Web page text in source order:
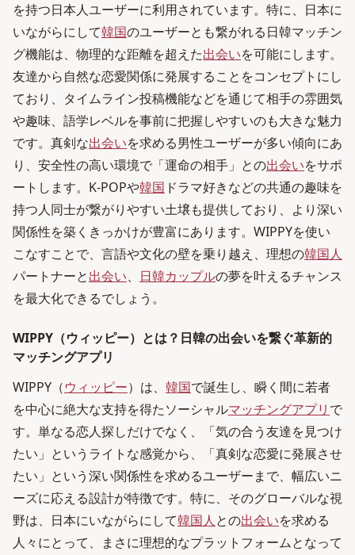
を持つ日本人ユーザーに利用されています。特に、日本に
いながらにして韓国のユーザーとも繋がれる日韓マッチン
グ機能は、物理的な距離を超えた出会いを可能にします。
友達から自然な恋愛関係に発展することをコンセプトにし
ており、タイムライン投稿機能などを通じて相手の雰囲気
や趣味、語学レベルを事前に把握しやすいのも大きな魅力
です。真剣な出会いを求める男性ユーザーが多い傾向にあ
り、安全性の高い環境で「運命の相手」との出会いをサポ
ートします。K-POPや韓国 ドラマ好きなどの共通の趣味を
持つ人同士が繋がりやすい土壌も提供しており、より深い
関係性を築くきっかけが豊富にあります。WIPPYを使い
こなすことで、言語や文化の壁を乗り越え、理想の韓国人
パートナーと出会い、 日韓カップルの夢を叶えるチャンス
を最大化できるでしょう。
WIPPY（ウィッピー）とは？日韓の出会いを繋ぐ革新的
マッチングアプリ
WIPPY（ウィッピー）は、 韓国で誕生し、瞬く間に若者
を中心に絶大な支持を得たソーシャルマッチングアプリ で
す。単なる恋人探しだけでなく、「気の合う友達を見つけ
たい」というライトな感覚から、「真剣な恋愛に発展させ
たい」という深い関係性を求めるユーザーまで、幅広いニ
ーズに応える設計が特徴です。特に、そのグローバルな視
野は、日本にいながらにして韓国人との出会いを求める
人々にとって、まさに理想的なプラットフォームとなって